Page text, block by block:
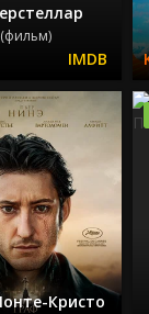
(фильм)
Кристо